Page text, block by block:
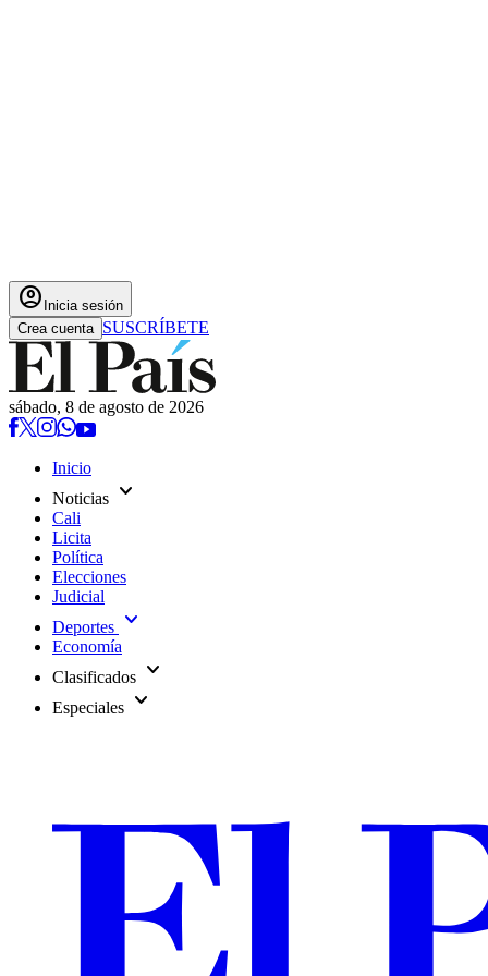
account_circle Inicia sesión
Crea cuenta SUSCRÍBETE
sábado, 8 de agosto de 2026
Inicio
Noticias expand_more
Cali
Licita
Política
Elecciones
Judicial
Deportes expand_more
Economía
Clasificados expand_more
Especiales expand_more